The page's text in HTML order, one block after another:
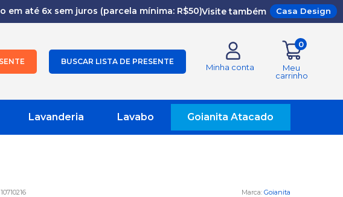
em até 6x sem juros (parcela mínima: R$50)Visite também Casa Design
BUSCAR LISTA DE PRESENTE
Minha conta
0
Meu
carrinho
Lavanderia Lavabo Goianita Atacado
10710216 Goianita